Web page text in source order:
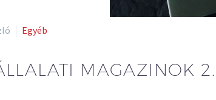
Egyéb
MAGAZINOK